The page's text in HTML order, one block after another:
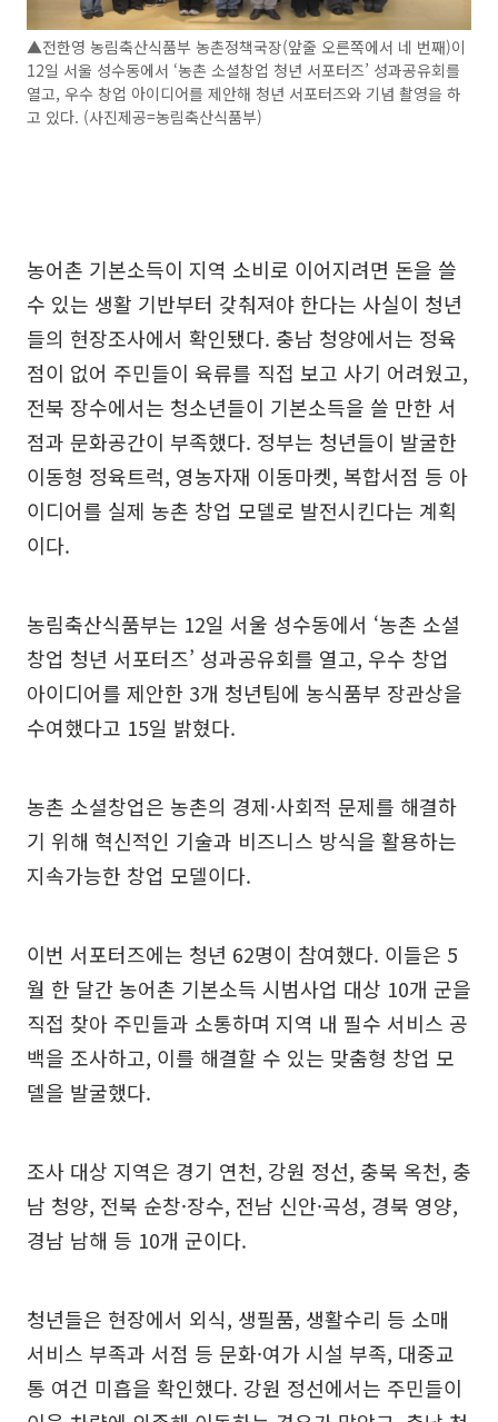
▲전한영 농림축산식품부 농촌정책국장(앞줄 오른쪽에서 네 번째)이
12일 서울 성수동에서 ‘농촌 소셜창업 청년 서포터즈’ 성과공유회를
열고, 우수 창업 아이디어를 제안해 청년 서포터즈와 기념 촬영을 하
고 있다. (사진제공=농림축산식품부)
농어촌 기본소득이 지역 소비로 이어지려면 돈을 쓸
수 있는 생활 기반부터 갖춰져야 한다는 사실이 청년
들의 현장조사에서 확인됐다. 충남 청양에서는 정육
점이 없어 주민들이 육류를 직접 보고 사기 어려웠고,
전북 장수에서는 청소년들이 기본소득을 쓸 만한 서
점과 문화공간이 부족했다. 정부는 청년들이 발굴한
이동형 정육트럭, 영농자재 이동마켓, 복합서점 등 아
이디어를 실제 농촌 창업 모델로 발전시킨다는 계획
이다.
농림축산식품부는 12일 서울 성수동에서 ‘농촌 소셜
창업 청년 서포터즈’ 성과공유회를 열고, 우수 창업
아이디어를 제안한 3개 청년팀에 농식품부 장관상을
수여했다고 15일 밝혔다.
농촌 소셜창업은 농촌의 경제·사회적 문제를 해결하
기 위해 혁신적인 기술과 비즈니스 방식을 활용하는
지속가능한 창업 모델이다.
이번 서포터즈에는 청년 62명이 참여했다. 이들은 5
월 한 달간 농어촌 기본소득 시범사업 대상 10개 군을
직접 찾아 주민들과 소통하며 지역 내 필수 서비스 공
백을 조사하고, 이를 해결할 수 있는 맞춤형 창업 모
델을 발굴했다.
조사 대상 지역은 경기 연천, 강원 정선, 충북 옥천, 충
남 청양, 전북 순창·장수, 전남 신안·곡성, 경북 영양,
경남 남해 등 10개 군이다.
청년들은 현장에서 외식, 생필품, 생활수리 등 소매
서비스 부족과 서점 등 문화·여가 시설 부족, 대중교
통 여건 미흡을 확인했다. 강원 정선에서는 주민들이